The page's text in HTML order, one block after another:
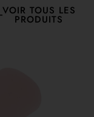
VOIR TOUS LES
PRODUITS